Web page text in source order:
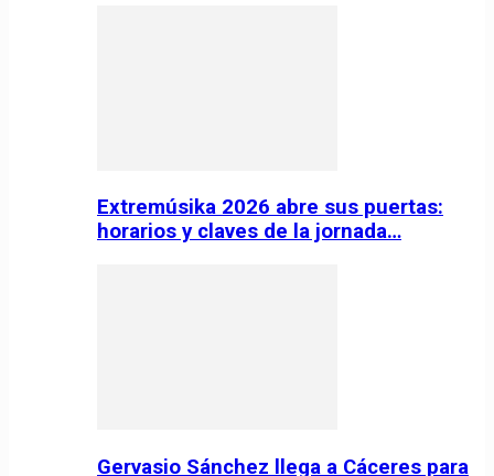
Extremúsika 2026 abre sus puertas:
horarios y claves de la jornada…
Gervasio Sánchez llega a Cáceres para